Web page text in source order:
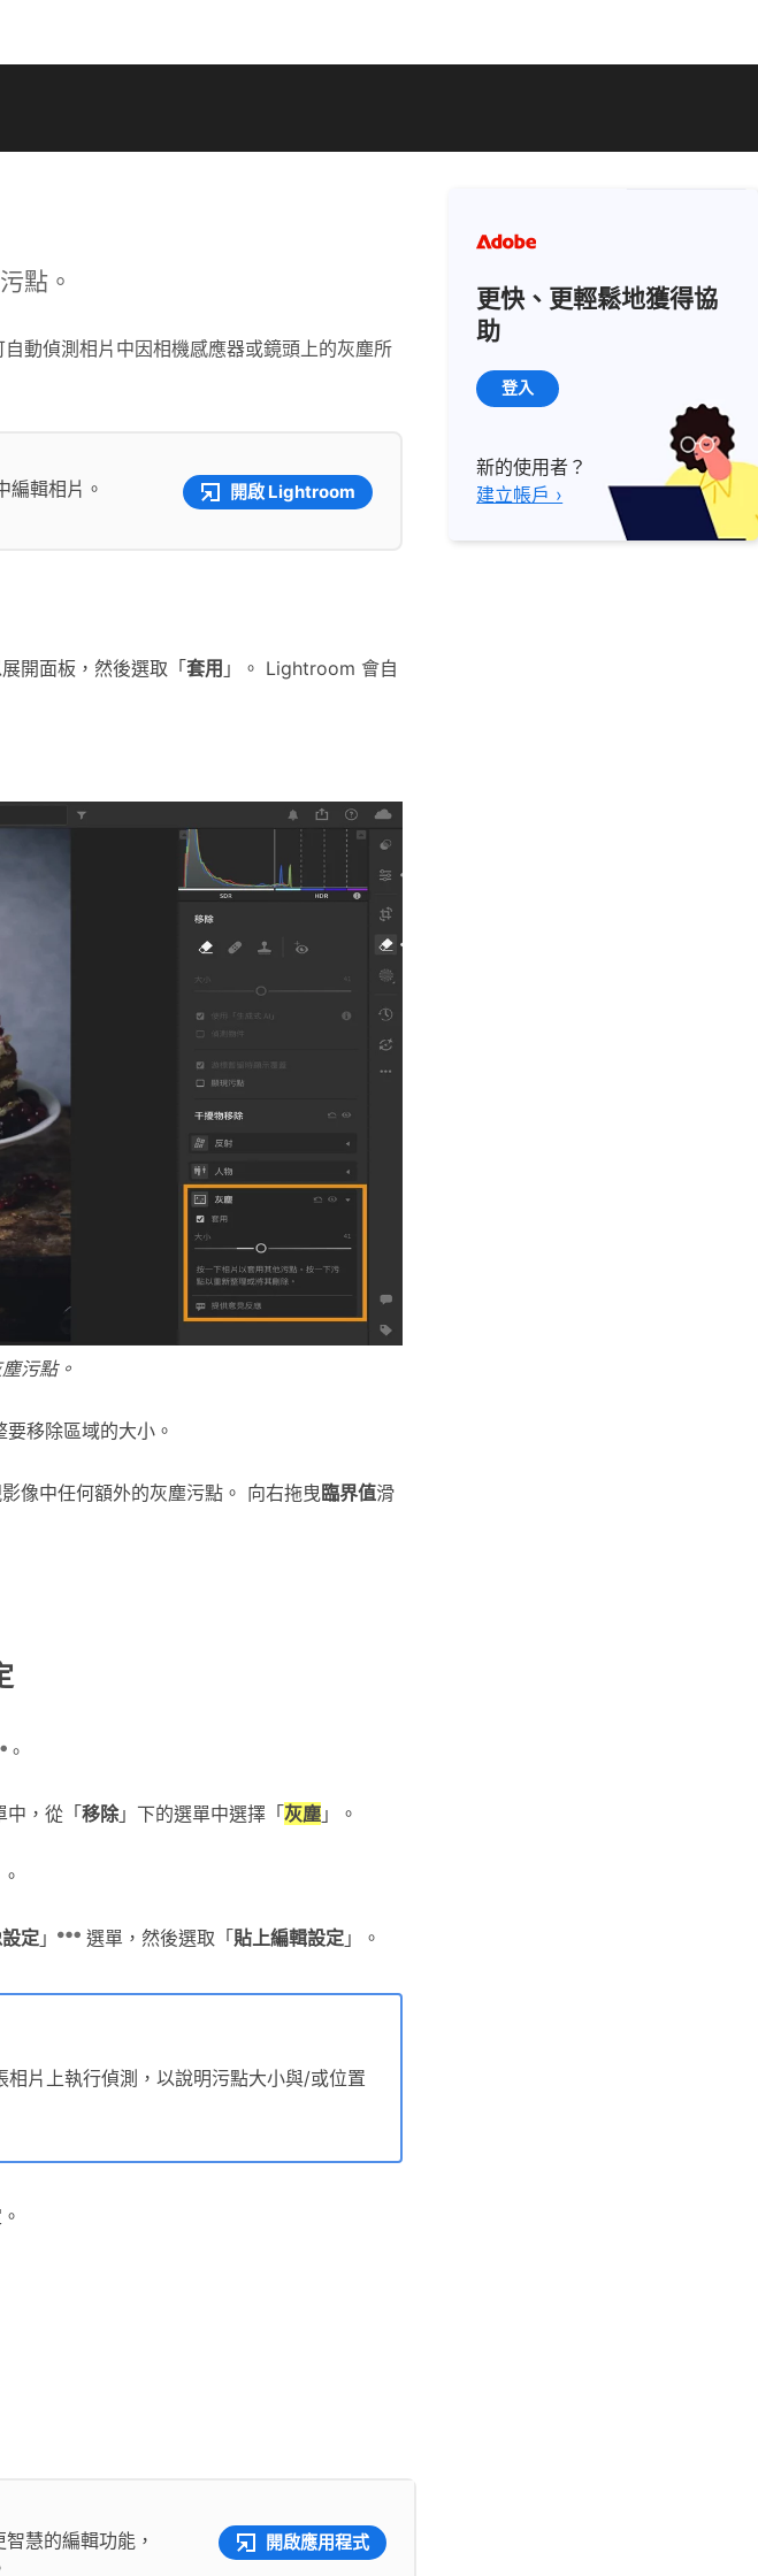
點。
自動偵測相片中因相機感應器或鏡頭上的灰塵所
輯相片。
開啟 Lightroom
開面板，然後選取「 套用 」。 Lightroom 會自
污點。
要移除區域的大小。
像中任何額外的灰塵污點。 向右拖曳臨界值滑
。
中，從「 移除」下的選單中選擇「 灰塵 」。
定 」 選單，然後選取「 貼上編輯設定 」。
片上執行偵測，以說明污點大小與/或位置
更快、更輕鬆地獲得協
助
登入
新的使用者？
建立帳戶 ›
慧的編輯功能，
開啟應用程式